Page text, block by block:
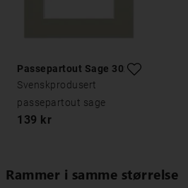
Passepartout Sage 30x40
Svenskprodusert
passepartout sage
139 kr
Rammer i samme størrelse